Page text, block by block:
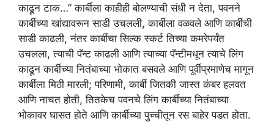
काढून टाक…” कार्बीला काहीही बोलण्याची संधी न देता, पवनने
कार्बीच्या खांद्यावरून साडी उचलली, कार्बीला वळवले आणि कार्बीची
साडी काढली, नंतर कार्बीचा सिल्क स्कर्ट तिच्या कमरेपर्यंत
उचलला, त्याची पॅन्ट काढली आणि त्याच्या पॅन्टीमधून त्याचे लिंग
काढून कार्बीच्या नितंबाच्या भोकात बसवले आणि पूर्वीप्रमाणेच मागून
कार्बीला मिठी मारली; परिणामी, कार्बी जितकी जास्त कंबर हलवत
आणि नाचत होती, तितकेच पवनचे लिंग कार्बीच्या नितंबाच्या
भोकावर घासत होते आणि कार्बीच्या पुच्चीतून रस बाहेर पडत होता.